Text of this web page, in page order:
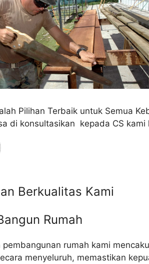
Pilihan Terbaik untuk Semua
di konsultasikan kepada CS
Berkualitas Kami
Rumah
pembangunan rumah kami
menyeluruh, memastikan